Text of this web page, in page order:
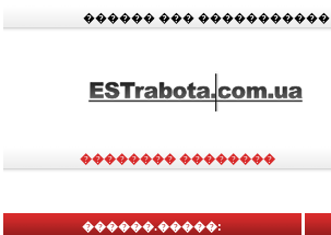
������ ��� �����������
�������� ��������
������.�����: